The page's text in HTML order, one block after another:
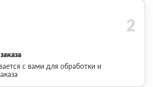
с вами для обработки и